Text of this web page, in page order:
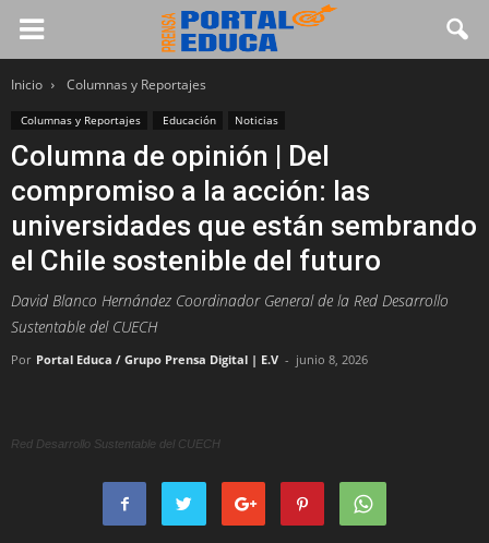
Inicio Columnas y Reportajes
Columnas y Reportajes Educación Noticias
Columna de opinión | Del
compromiso a la acción: las
universidades que están sembrando
el Chile sostenible del futuro
David Blanco Hernández Coordinador General de la Red Desarrollo
Sustentable del CUECH
Por Portal Educa / Grupo Prensa Digital | E.V - junio 8, 2026
Red Desarrollo Sustentable del CUECH